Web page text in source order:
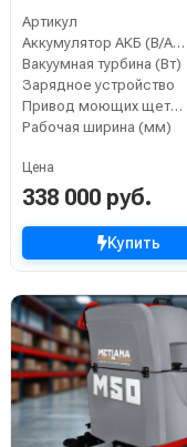
Артикул
Аккумулятор АКБ (В/А·ч)
Вакуумная турбина (Вт)
Зарядное устройство
Привод моющих щеток (Вт)
Рабочая ширина (мм)
Цена
338 000 руб.
Купить